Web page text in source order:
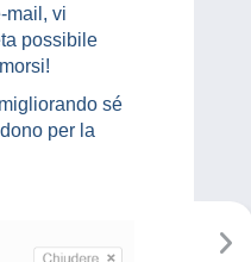
mail, vi
possibile
sé
per la